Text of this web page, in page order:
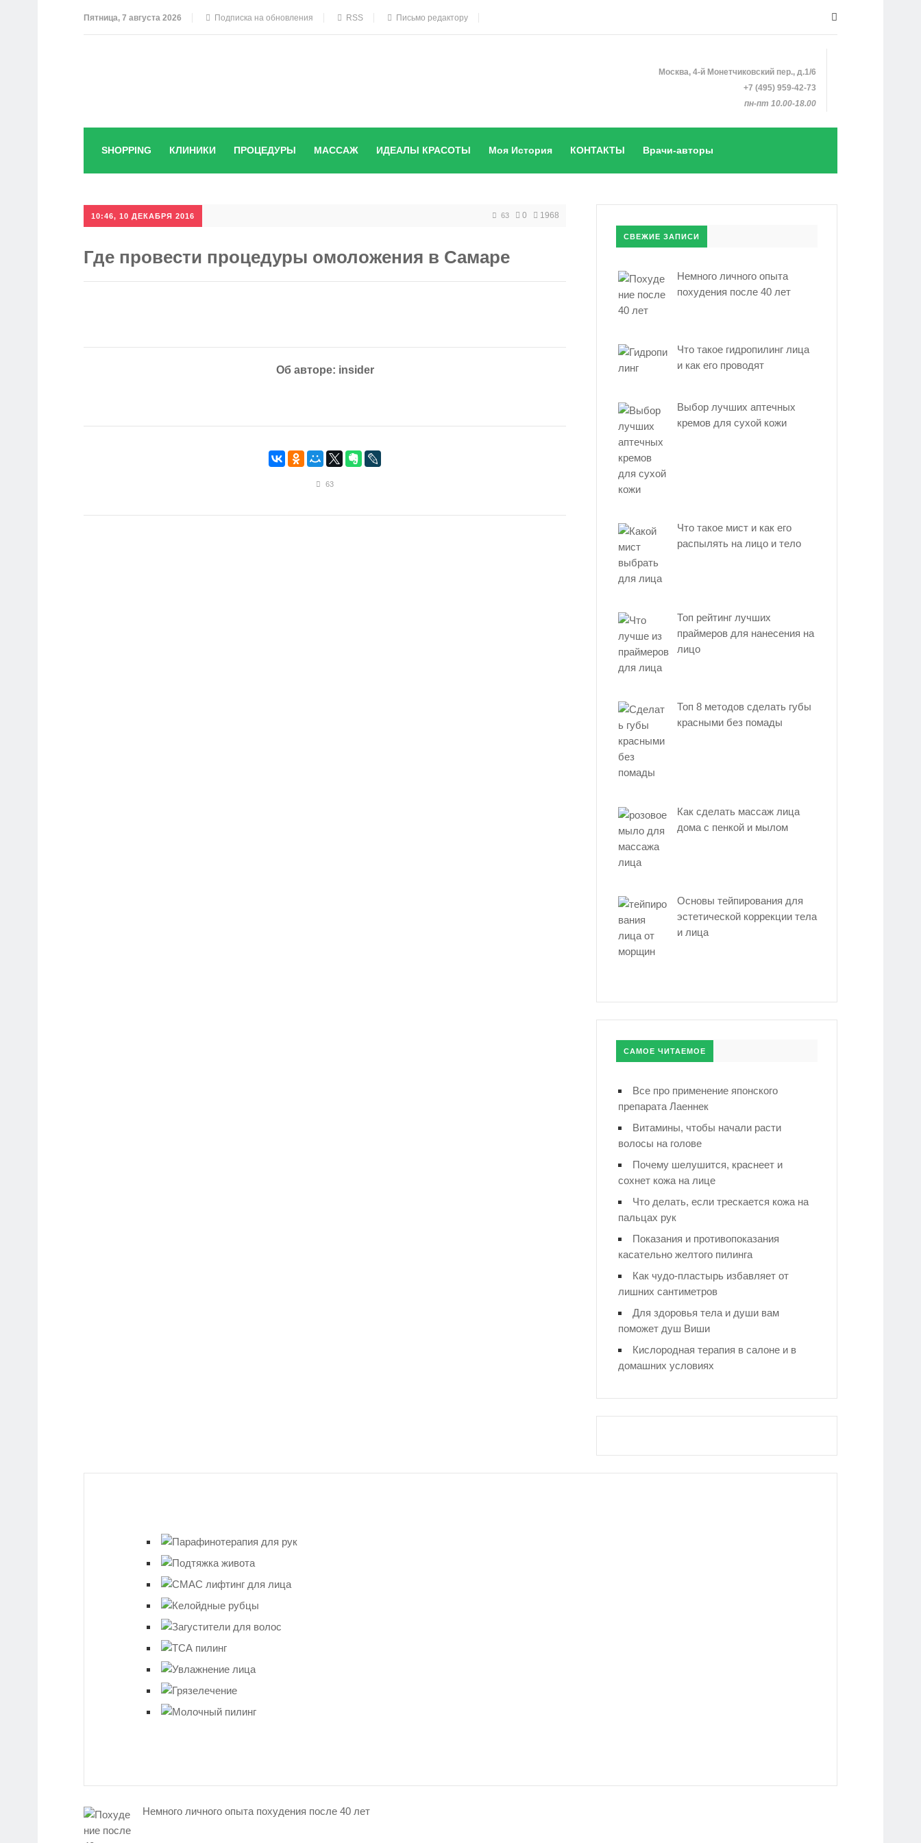
Пятница, 7 августа 2026 Подписка на обновления RSS Письмо редактору
Москва, 4-й Монетчиковский пер., д.1/6
+7 (495) 959-42-73
пн-пт 10.00-18.00
SHOPPING КЛИНИКИ ПРОЦЕДУРЫ МАССАЖ ИДЕАЛЫ КРАСОТЫ Моя История КОНТАКТЫ Врачи-авторы
10:46, 10 ДЕКАБРЯ 2016 63 0 1968
Где провести процедуры омоложения в Самаре
Об авторе: insider
63
СВЕЖИЕ ЗАПИСИ
Немного личного опыта
похудения после 40 лет
Что такое гидропилинг лица
и как его проводят
Выбор лучших аптечных
кремов для сухой кожи
Что такое мист и как его
распылять на лицо и тело
Топ рейтинг лучших
праймеров для нанесения на
лицо
Топ 8 методов сделать губы
красными без помады
Как сделать массаж лица
дома с пенкой и мылом
Основы тейпирования для
эстетической коррекции тела
и лица
САМОЕ ЧИТАЕМОЕ
Все про применение японского
препарата Лаеннек
Витамины, чтобы начали расти
волосы на голове
Почему шелушится, краснеет и
сохнет кожа на лице
Что делать, если трескается кожа на
пальцах рук
Показания и противопоказания
касательно желтого пилинга
Как чудо-пластырь избавляет от
лишних сантиметров
Для здоровья тела и души вам
поможет душ Виши
Кислородная терапия в салоне и в
домашних условиях
Немного личного опыта похудения после 40 лет